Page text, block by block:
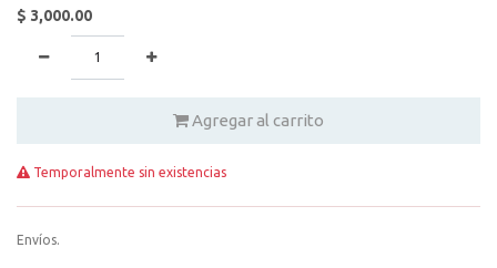
$ 3,000.00
Agregar al carrito
Temporalmente sin existencias
Envíos.